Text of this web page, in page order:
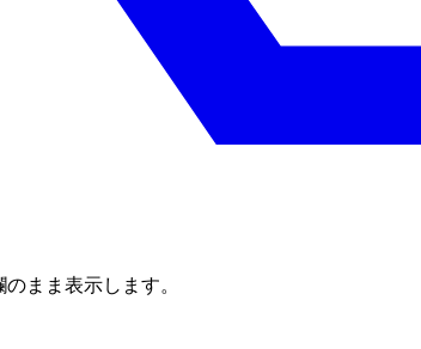
まま表示します。